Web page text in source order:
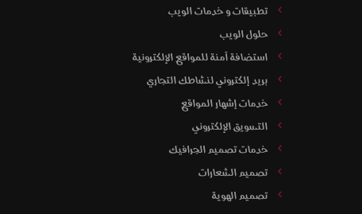
تطبيقات و خدمات الويب
حلول الويب
استضافة آمنة للمواقع الإلكترونية
بريد إلكتروني لنشاطك التجاري
خدمات إشهار المواقع
التسويق الإلكتروني
خدمات تصميم الجرافيك
تصميم الشعارات
تصميم الهوية